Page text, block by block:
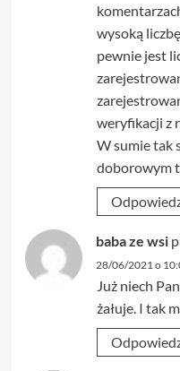
wysoką
pewnie jest
weryfikacji z
W sumie tak
doborowym
baba ze wsi
28/06/2021 o
Już niech
żałuje. I tak